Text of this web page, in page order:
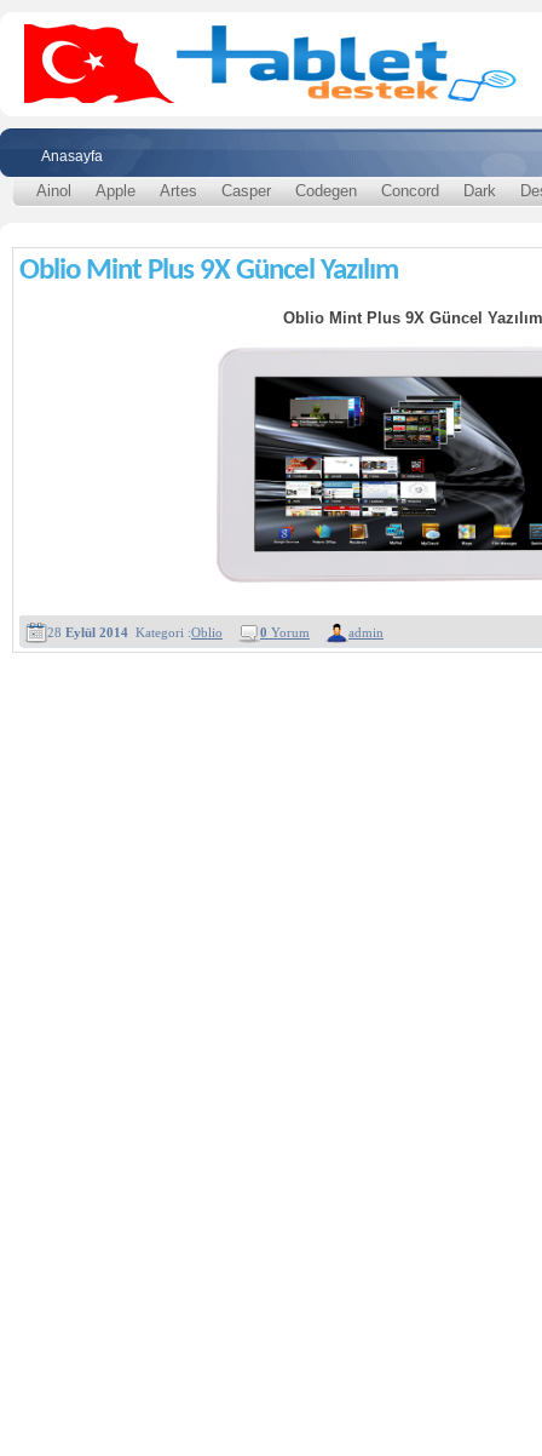
Anasayfa
Ainol Apple Artes Casper Codegen Concord Dark
Oblio Mint Plus 9X Güncel Yazılım
Oblio Mint Plus 9X Güncel Yazılım
28 Eylül 2014 Kategori :Oblio 0 Yorum admin